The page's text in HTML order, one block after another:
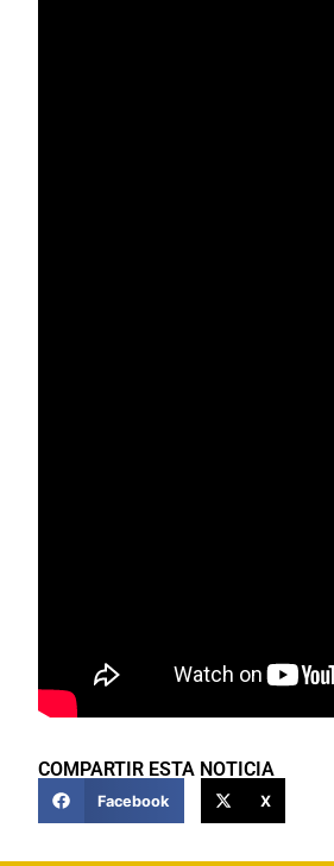
COMPARTIR ESTA NOTICIA
Facebook X